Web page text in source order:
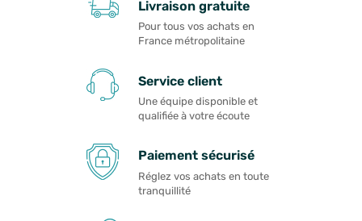
Livraison gratuite
Pour tous vos achats en
France métropolitaine
Service client
Une équipe disponible et
qualifiée à votre écoute
Paiement sécurisé
Réglez vos achats en toute
tranquillité